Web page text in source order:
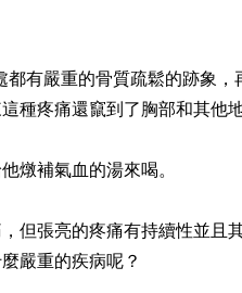
有嚴重的骨質疏鬆的跡象，
種疼痛還竄到了胸部和其他地
燉補氣血的湯來喝。
但張亮的疼痛有持續性並且
嚴重的疾病呢？